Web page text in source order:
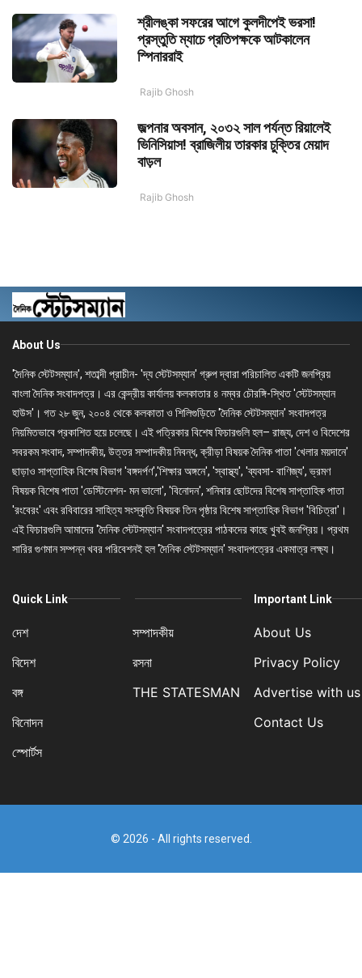
শ্রীলঙ্কা সফরের আগে কুলদীপেই ভরসা!
প্রস্তুতি ম্যাচে প্রতিপক্ষকে আটকালেন
স্পিনাররাই
Rajib Ghosh
জল্পনার অবসান, ২০৩২ সাল পর্যন্ত রিয়ালেই
ভিনিসিয়াস! ব্রাজিলীয় তারকার চুক্তির মেয়াদ
বাড়ল
Rajib Ghosh
About Us
'দৈনিক স্টেটসম্যান', শতাব্দী প্রাচীন- 'দ্য স্টেটসম্যান' গ্রুপ দ্বারা পরিচালিত একটি জনপ্রিয়
বাংলা দৈনিক সংবাদপত্র। এর কেন্দ্রীয় কার্যালয় কলকাতার ৪ নম্বর চৌরঙ্গি-স্থিত 'স্টেটসম্যান
হাউস'। গত ২৮ জুন, ২০০৪ থেকে কলকাতা ও শিলিগুড়িতে 'দৈনিক স্টেটসম্যান' সংবাদপত্র
নিয়মিতভাবে প্রকাশিত হয়ে চলেছে। এই পত্রিকার বিশেষ ফিচারগুলি হল– রাজ্য, দেশ ও বিদেশের
সবরকম সংবাদ, সম্পাদকীয়, উত্তর সম্পাদকীয় নিবন্ধ, ক্রীড়া বিষয়ক দৈনিক পাতা 'খেলার ময়দানে'
ছাড়াও সাপ্তাহিক বিশেষ বিভাগ 'বঙ্গদর্পণ','শিক্ষার অঙ্গনে', 'স্বাস্থ্য', 'ব্যবসা- বাণিজ্য', ভ্রমণ
বিষয়ক বিশেষ পাতা 'ডেস্টিনেশন- মন ভালো', 'বিনোদন', শনিবার ছোটদের বিশেষ সাপ্তাহিক পাতা
'রংবেরং' এবং রবিবারের সাহিত্য সংস্কৃতি বিষয়ক তিন পৃষ্ঠার বিশেষ সাপ্তাহিক বিভাগ 'বিচিত্রা'।
এই ফিচারগুলি আমাদের 'দৈনিক স্টেটসম্যান' সংবাদপত্রের পাঠকদের কাছে খুবই জনপ্রিয়। প্রথম
সারির গুণমান সম্পন্ন খবর পরিবেশনই হল 'দৈনিক স্টেটসম্যান' সংবাদপত্রের একমাত্র লক্ষ্য।
Quick Link
দেশ
বিদেশ
বঙ্গ
বিনোদন
স্পোর্টস
সম্পাদকীয়
রসনা
THE STATESMAN
Important Link
About Us
Privacy Policy
Advertise with us
Contact Us
© 2026 - All rights reserved.